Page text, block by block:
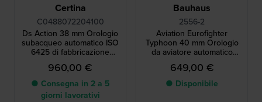
Certina
C0488072204100
Ds Action 38 mm Orologio
subacqueo automatico ISO
6425 di fabbricazione
svizzera con data
960,00 €
● Consegna in 2 a 5
giorni lavorativi
Bauhaus
2556-2
Aviation Eurofighter
Typhoon 40 mm Orologio
da aviatore automatico
tedesco con movimento
svizzero SW200
649,00 €
● Disponibile